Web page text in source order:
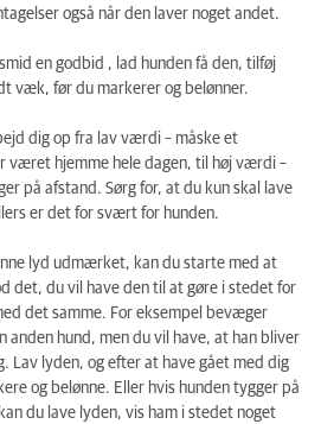
også når den laver noget andet.
en godbid , lad hunden få den, tilføj
væk, før du markerer og belønner.
dig op fra lav værdi – måske et
været hjemme hele dagen, til høj værdi –
på afstand. Sørg for, at du kun skal lave
er det for svært for hunden.
lyd udmærket, kan du starte med at
det, du vil have den til at gøre i stedet for
det samme. For eksempel bevæger
anden hund, men du vil have, at han bliver
Lav lyden, og efter at have gået med dig
og belønne. Eller hvis hunden tygger på
du lave lyden, vis ham i stedet noget